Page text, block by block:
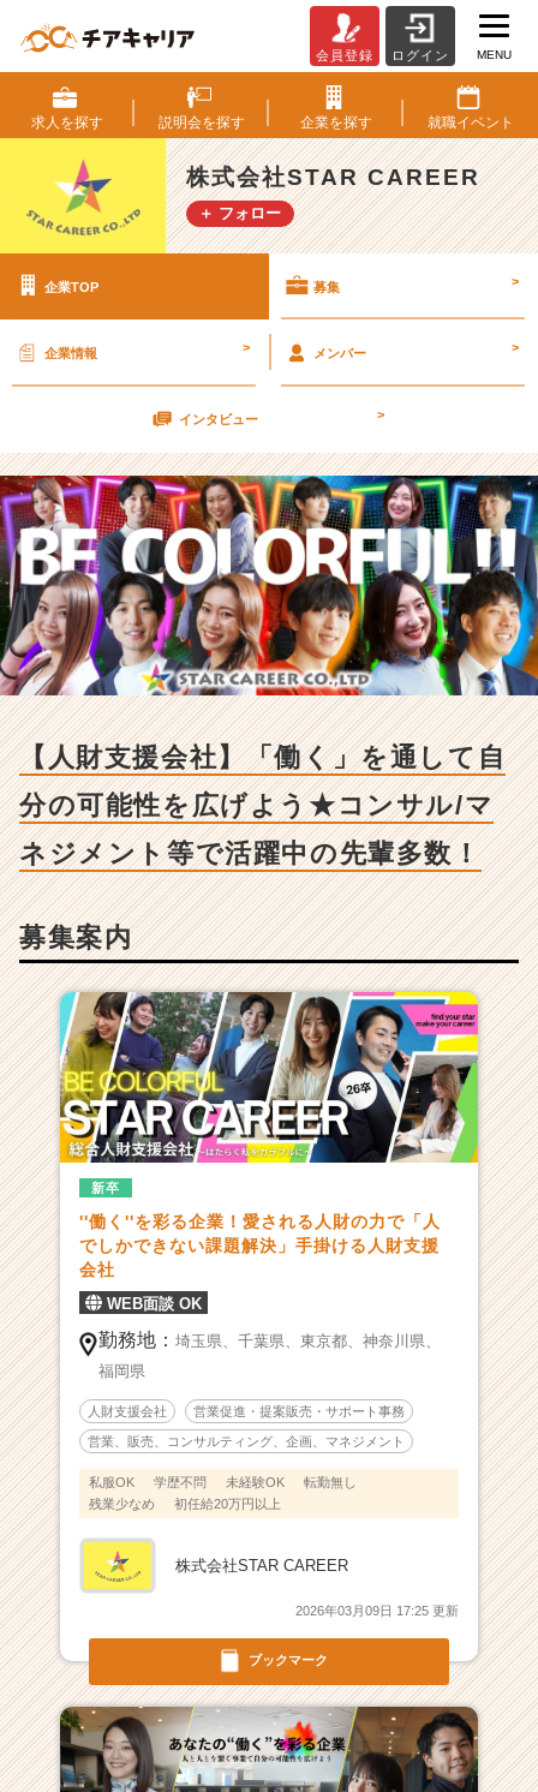
式
会
社
S
T
A
R
R
の
求
人
-
【人
財
支
援
会
社】
く」
を
通
し
て
自
性
を
広
げ
よ
う
★
サ
ル/
ネ
メ
ト
等
で
活
躍
先
数！
ベ
チ
ャ
会員登録 ログイン MENU
求人を探す 説明会を探す 企業を探す 就職イベント
株式会社STAR CAREER
＋ フォロー
企業TOP 募集 >
企業情報 > メンバー >
インタビュー >
【人財支援会社】「働く」を通して自
分の可能性を広げよう★コンサル/マ
ネジメント等で活躍中の先輩多数！
募集案内
ブックマーク
新卒
''働く''を彩る企業！愛される人財の力で「人
でしかできない課題解決」手掛ける人財支援
会社
WEB面談 OK
勤務地： 埼玉県、 千葉県、 東京都、 神奈川県、
福岡県
人財支援会社 営業促進・提案販売・サポート事務
営業、販売、コンサルティング、企画、マネジメント
私服OK 学歴不問 未経験OK
転勤無し
残業少なめ
初任給20万円以上
株式会社STAR CAREER
2026年03月09日 17:25 更新